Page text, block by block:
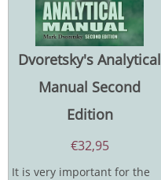
Dvoretsky's Analytical
Manual Second
Edition
€32,95
It is very important for the